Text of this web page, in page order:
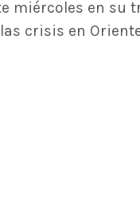
miércoles en su
crisis en